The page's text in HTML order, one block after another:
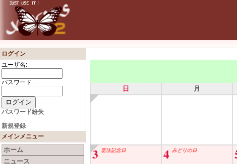
ログイン
ユーザ名:
パスワード:
パスワード紛失
新規登録
メインメニュー
ホーム
ニュース
日 月
3 憲法記念日 4 みどりの日